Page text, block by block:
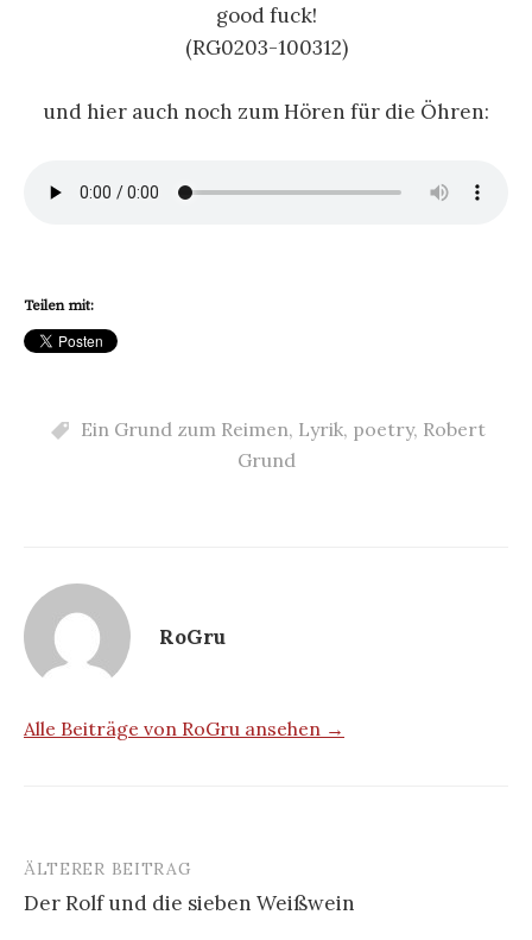
good fuck!
(RG0203-100312)
und hier auch noch zum Hören für die Öhren:
Teilen mit:
Ein Grund zum Reimen, Lyrik, poetry, Robert
Grund
RoGru
Alle Beiträge von RoGru ansehen →
Beitrags-
Navigation
ÄLTERER BEITRAG
Der Rolf und die sieben Weißwein